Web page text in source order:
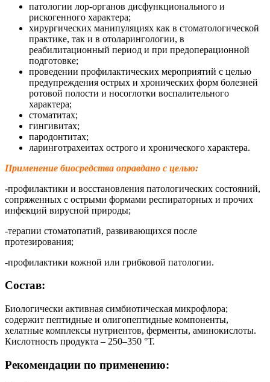
патологии лор-органов дисфункционального и
рискогенного характера;
хирургических манипуляциях как в стоматологической
практике, так и в отоларингологии, в
реабилитационный период и при предоперационной
подготовке;
проведении профилактических мероприятий с целью
предупреждения острых и хронических форм болезней
ротовой полости и носоглотки воспалительного
характера;
стоматитах;
гингивитах;
пародонтитах;
ларинготрахеитах острого и хронического характера.
Применение биосредства оправдано с целью:
-профилактики и восстановления патологических состояний,
сопряженных с острыми формами респираторных и прочих
инфекций вирусной природы;
-терапии стоматопатий, развивающихся после
протезирования;
-профилактики кожной или грибковой патологии.
Состав:
Биологически активная симбиотическая микрофлора;
содержит пептидные и олигопептидные компоненты,
хелатные комплексы нутриентов, ферменты, аминокислоты.
Кислотность продукта – 250–350 °Т.
Рекомендации по применению: